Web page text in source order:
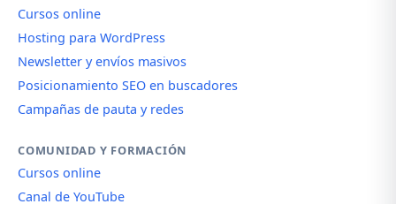
Cursos online
Hosting para WordPress
Newsletter y envíos masivos
Posicionamiento SEO en buscadores
Campañas de pauta y redes
COMUNIDAD Y FORMACIÓN
Cursos online
Canal de YouTube